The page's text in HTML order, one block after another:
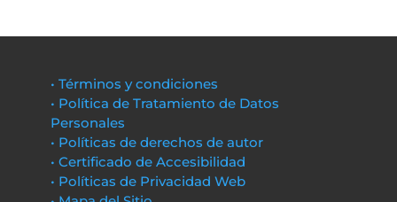
• Términos y condiciones
• Política de Tratamiento de Datos
Personales
• Políticas de derechos de autor
• Certificado de Accesibilidad
• Políticas de Privacidad Web